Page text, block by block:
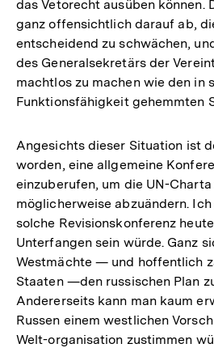
das Vetorecht ausüben können.
ganz offensichtlich darauf ab,
entscheidend zu schwächen,
des Generalsekretärs der
machtlos zu machen wie den in
Funktionsfähigkeit gehemmten
Angesichts dieser Situation ist
worden, eine allgemeine
einzuberufen, um die UN-
möglicherweise abzuändern.
solche Revisionskonferenz
Unterfangen sein würde. Ganz
Westmächte — und hoffentlich
Staaten —den russischen Plan
Andererseits kann man kaum
Russen einem westlichen
Welt-organisation zustimmen